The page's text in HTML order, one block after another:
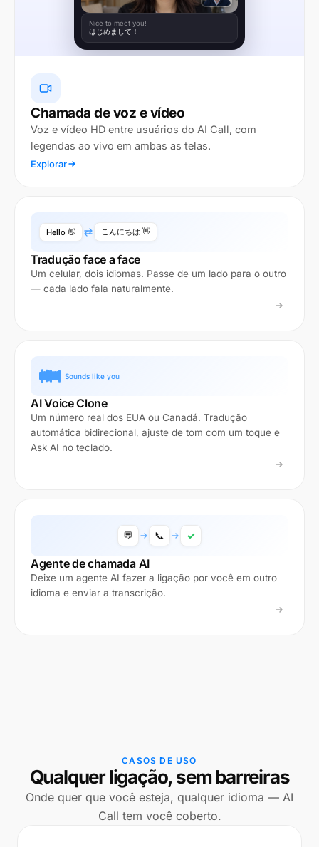
Nice to meet you!
はじめまして！
Chamada de voz e vídeo
Voz e vídeo HD entre usuários do AI Call, com
legendas ao vivo em ambas as telas.
Explorar
Hello 👋 こんにちは 👋
Tradução face a face
Um celular, dois idiomas. Passe de um lado para o outro
— cada lado fala naturalmente.
Sounds like you
AI Voice Clone
Um número real dos EUA ou Canadá. Tradução
automática bidirecional, ajuste de tom com um toque e
Ask AI no teclado.
💬 📞 ✓
Agente de chamada AI
Deixe um agente AI fazer a ligação por você em outro
idioma e enviar a transcrição.
CASOS DE USO
Qualquer ligação, sem barreiras
Onde quer que você esteja, qualquer idioma — AI
Call tem você coberto.